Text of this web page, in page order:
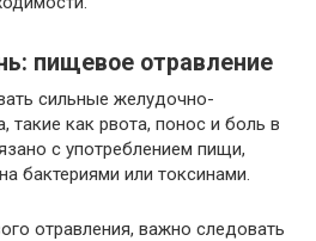
пищевое отравление
сильные желудочно-
такие как рвота, понос и боль в
с употреблением пищи,
бактериями или токсинами.
отравления, важно следовать